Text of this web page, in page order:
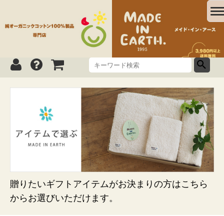
贈りたいギフトアイテムがお決まりの方はこちら
からお選びいただけます。